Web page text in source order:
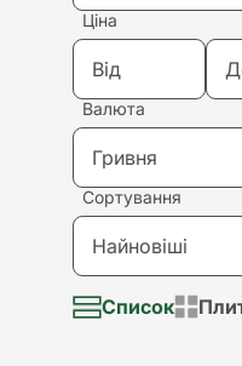
Купівля
Продаж
Здам в оренду
Візьму в аренду
Ціна
Валюта
Гривня
Сортування
Найновіші
Найновіші
Список